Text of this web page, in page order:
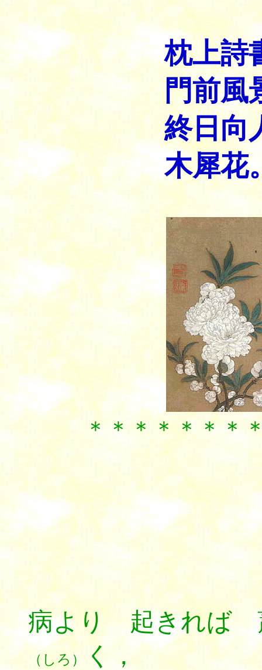
枕上詩
門前風
終日向
木犀花
＊＊＊＊＊＊＊＊＊
病より 起きれ
（しろ）く，